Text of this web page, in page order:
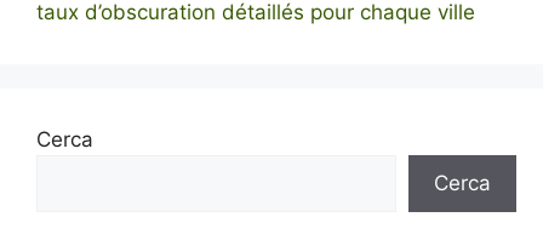
taux d’obscuration détaillés pour chaque ville
Cerca
Cerca